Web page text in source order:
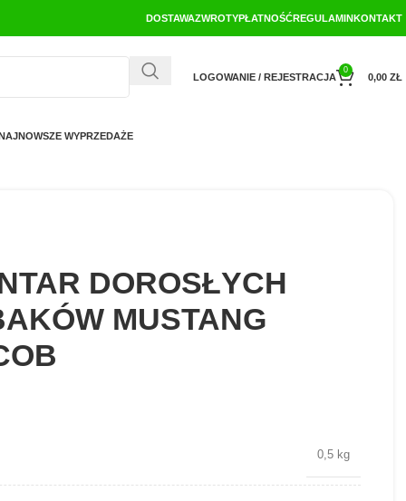
DOSTAWAZWROTYPŁATNOŚĆREGULAMINKONTAKT
LOGOWANIE / REJESTRACJA
0
0,00 ZŁ
WYPRZEDAŻE
DOROSŁYCH
MUSTANG
0,5 kg